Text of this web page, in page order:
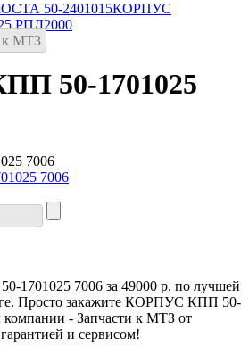
50-2401015КОРПУС
РПД2000
к МТЗ
50-1701025
7006
7006 за 49000 р. по лучшей
Просто закажите КОРПУС КПП 50-
компании - Запчасти к МТЗ от
и сервисом!